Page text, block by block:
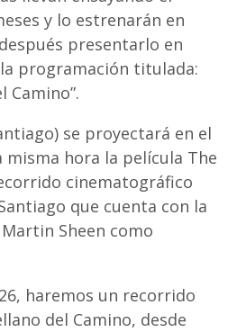
y lo estrenarán en
presentarlo en
programación titulada:
Camino”.
se proyectará en el
misma hora la película The
cinematográfico
que cuenta con la
Sheen como
haremos un recorrido
del Camino, desde